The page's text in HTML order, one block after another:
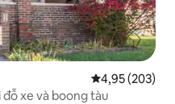
Xếp hạng
4,95 (203)
đỗ xe và boong tàu